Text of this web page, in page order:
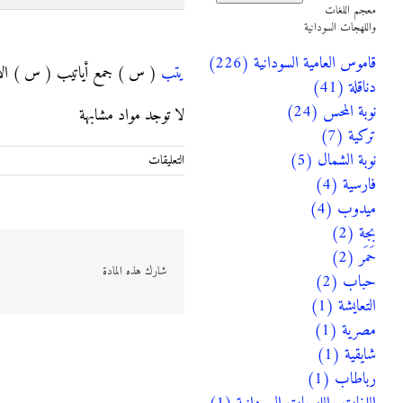
يتب ( س ) جمع أياتيب ( س )
لا توجد مواد مشابهة
التعليقاتعلى
يتب
شارك هذه المادة
معجم اللغات
واللهجات السودانية
قاموس العامية السودانية (226)
دناقلة (41)
نوبة المحس (24)
تركية (7)
نوبة الشمال (5)
فارسية (4)
ميدوب (4)
بجة (2)
حَمَر (2)
حباب (2)
التعايشة (1)
مصرية (1)
شايقية (1)
رباطاب (1)